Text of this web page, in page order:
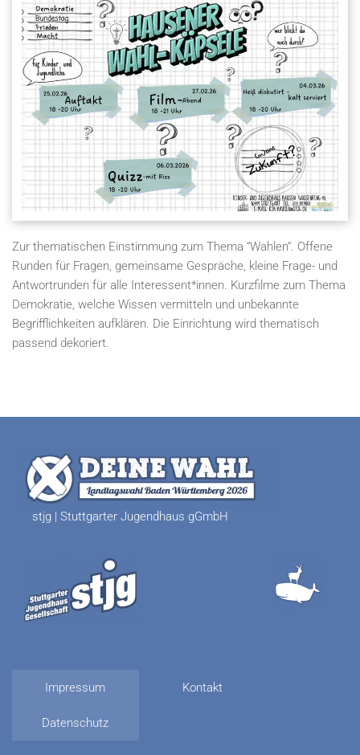
Zur thematischen Einstimmung zum Thema “Wahlen“. Offene
Runden für Fragen, gemeinsame Gespräche, kleine Frage- und
Antwortrunden für alle Interessent*innen. Kurzfilme zum Thema
Demokratie, welche Wissen vermitteln und unbekannte
Begrifflichkeiten aufklären. Die Einrichtung wird thematisch
passend dekoriert.
stjg | Stuttgarter Jugendhaus gGmbH
Impressum Kontakt
Datenschutz